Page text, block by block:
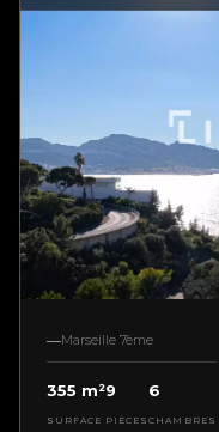
Marseille 7ème
355 m²
SURFACE
9
PIÈCES
6
CHAMBRES